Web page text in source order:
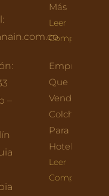
–
Más
Leer
Completo
Empresas
Que
Venden
Colchones
Para
Hoteles
Leer
Completo